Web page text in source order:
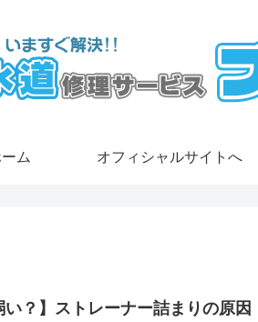
ム オフィシャルサイトへ
い？】ストレーナー詰まりの原因